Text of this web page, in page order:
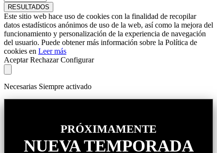
RESULTADOS
Este sitio web hace uso de cookies con la finalidad de recopilar
datos estadísticos anónimos de uso de la web, así como la mejora del
funcionamiento y personalización de la experiencia de navegación
del usuario. Puede obtener más información sobre la Política de
cookies en Leer más
Aceptar Rechazar Configurar
Necesarias Siempre activado
PRÓXIMAMENTE
NUEVA TEMPORADA